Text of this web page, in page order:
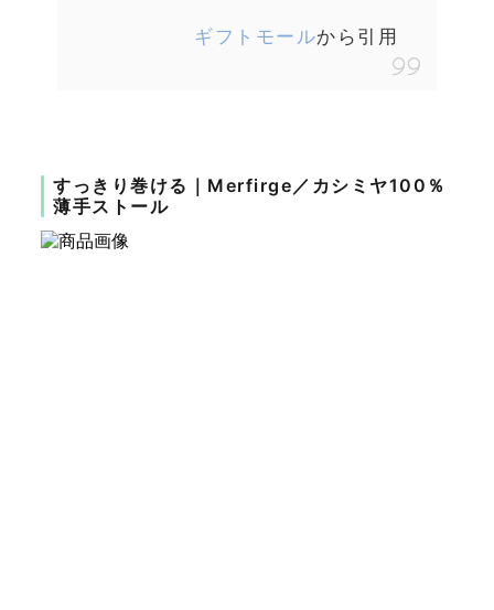
ギフトモールから引用
すっきり巻ける｜Merfirge／カシミヤ100％
薄手ストール